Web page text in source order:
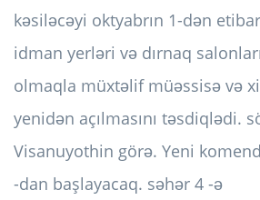
kəsiləcəyi oktyabrın 1-dən
idman yerləri və dırnaq
olmaqla müxtəlif müəssisə və
yenidən açılmasını təsdiqlədi.
Visanuyothin görə. Yeni
-dan başlayacaq. səhər 4 -ə